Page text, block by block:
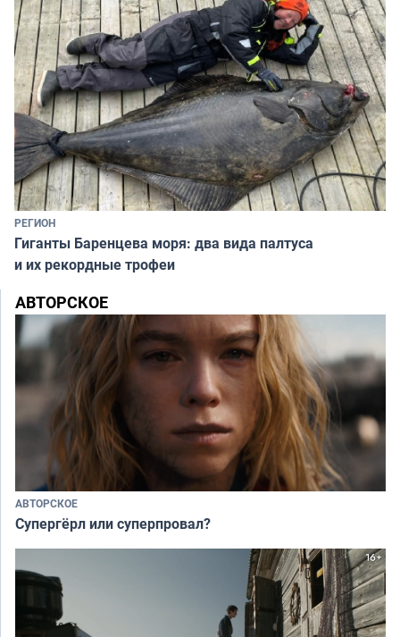
РЕГИОН
Гиганты Баренцева моря: два вида палтуса
и их рекордные трофеи
АВТОРСКОЕ
АВТОРСКОЕ
Супергёрл или суперпровал?